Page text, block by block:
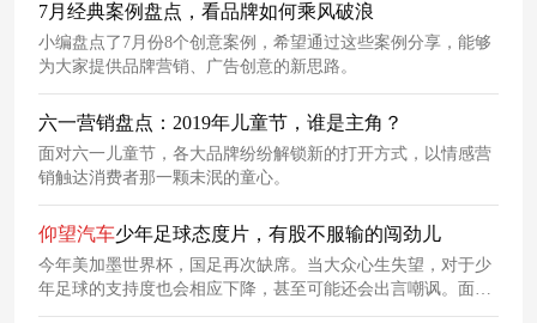
7月经典案例盘点，看品牌如何乘风破浪
小编盘点了7月份8个创意案例，希望通过这些案例分享，能够
为大家提供品牌营销、广告创意的新思路。
六一营销盘点：2019年儿童节，谁是主角？
面对六一儿童节，各大品牌纷纷解锁新的打开方式，以情感营
销触达消费者那一颗未泯的童心。
仰望汽车少年足球态度片，有股不服输的闯劲儿
今年美加墨世界杯，国足再次缺席。当大众心生失望，对于少
年足球的支持度也会相应下降，甚至可能还会出言嘲讽。面对
这种情况，仰望汽车以一支少年足球态度片，给出了高燃的回